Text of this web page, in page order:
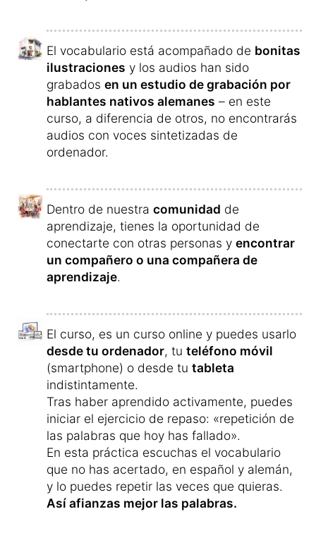
El vocabulario está acompañado de bonitas
ilustraciones y los audios han sido
grabados en un estudio de grabación por
hablantes nativos alemanes – en este
curso, a diferencia de otros, no encontrarás
audios con voces sintetizadas de
ordenador.
Dentro de nuestra comunidad de
aprendizaje, tienes la oportunidad de
conectarte con otras personas y encontrar
un compañero o una compañera de
aprendizaje.
El curso, es un curso online y puedes usarlo
desde tu ordenador, tu teléfono móvil
(smartphone) o desde tu tableta
indistintamente.
Tras haber aprendido activamente, puedes
iniciar el ejercicio de repaso: «repetición de
las palabras que hoy has fallado».
En esta práctica escuchas el vocabulario
que no has acertado, en español y alemán,
y lo puedes repetir las veces que quieras.
Así afianzas mejor las palabras.